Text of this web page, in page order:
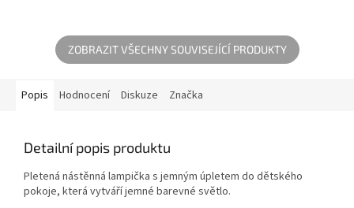
ZOBRAZIT VŠECHNY SOUVISEJÍCÍ PRODUKTY
Popis Hodnocení Diskuze Značka
Detailní popis produktu
Pletená nástěnná lampička s jemným úpletem do dětského
pokoje, která vytváří jemné barevné světlo.